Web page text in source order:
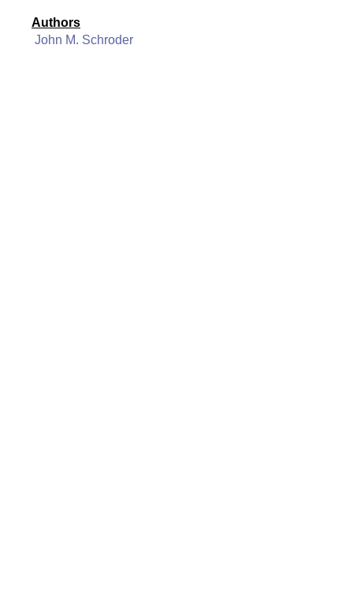
Authors
John M. Schroder